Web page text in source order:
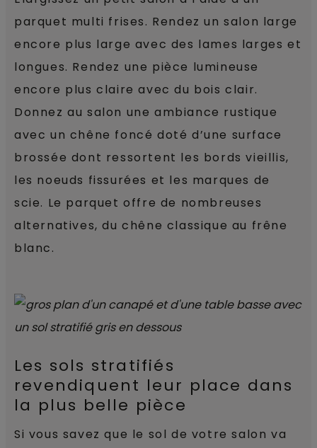
parquet multi frises. Rendez un salon large
encore plus large avec des lames larges et
longues. Rendez une pièce lumineuse
encore plus claire avec du bois clair.
Donnez au salon une ambiance rustique
avec un chêne foncé doté d’une surface
brossée dont ressortent les bords vieillis,
les noeuds fissurées et les marques de
scie. Le parquet offre de nombreuses
alternatives, du chêne classique au frêne
blanc.
Les sols stratifiés
revendiquent leur place dans
la plus belle pièce
Si vous savez que le sol de votre salon va